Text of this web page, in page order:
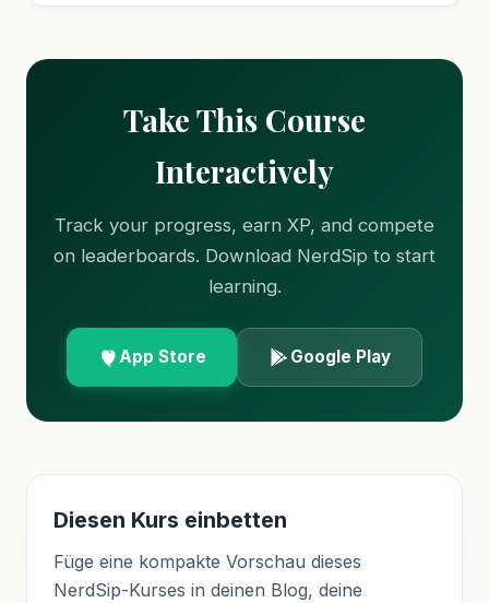
Take This Course
Interactively
Track your progress, earn XP, and compete
on leaderboards. Download NerdSip to start
learning.
App Store Google Play
Diesen Kurs einbetten
Füge eine kompakte Vorschau dieses
NerdSip-Kurses in deinen Blog, deine